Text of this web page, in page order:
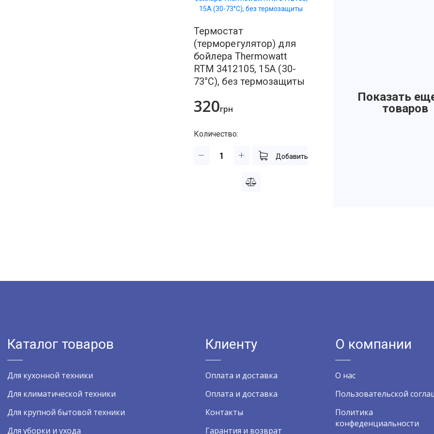
Щетки электродвигателя
Термостат
(терморегулятор) для
бойлера Thermowatt
RTM 3412105, 15А (30-
73°C), без термозащиты
320грн
Количество:
Добавить
Показать
товаров
Каталог товаров
Для кухонной техники
Для климатической техники
Для крупной бытовой техники
Для уборки и ухода
Клиенту
Оплата и доставка
Оплата и доставка
Контакты
Гарантия и возврат
О компании
О нас
Пользовательской
Политика
конфеденциальности